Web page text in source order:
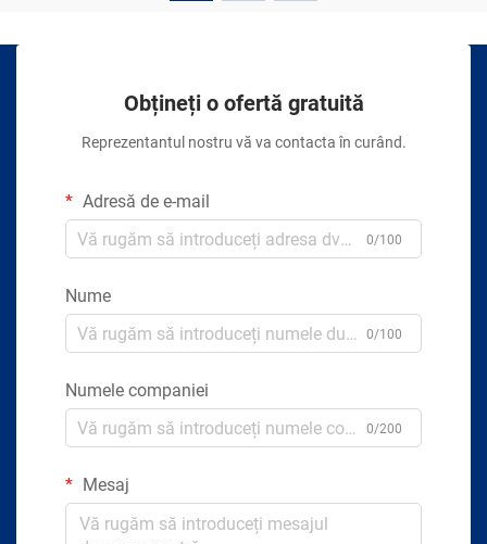
Obțineți o ofertă gratuită
Reprezentantul nostru vă va contacta în curând.
Adresă de e-mail
0/100
Nume
0/100
Numele companiei
0/200
Mesaj